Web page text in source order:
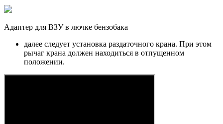
Адаптер для ВЗУ в лючке бензобака
далее следует установка раздаточного крана. При этом
рычаг крана должен находиться в отпущенном
положении.